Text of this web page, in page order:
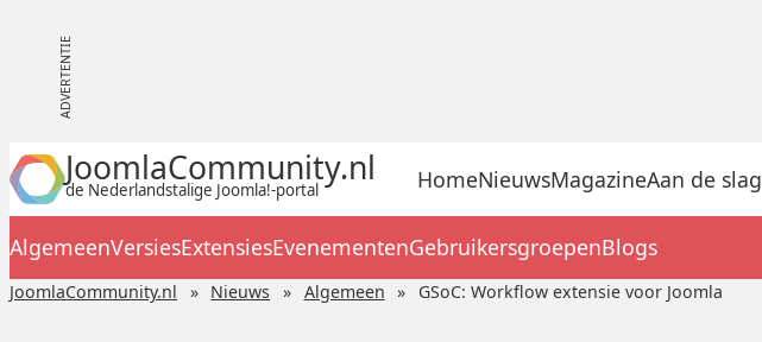
JoomlaCommunity.nl
de Nederlandstalige Joomla!-portal HomeNieuwsMagazineAan de slag
AlgemeenVersiesExtensiesEvenementenGebruikersgroepenBlogs
JoomlaCommunity.nl Nieuws Algemeen GSoC: Workflow extensie voor Joomla